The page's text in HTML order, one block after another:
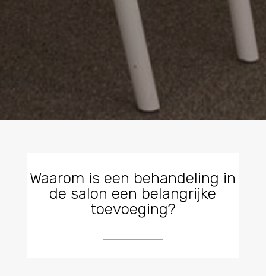
Waarom is een behandeling in
de salon een belangrijke
toevoeging?